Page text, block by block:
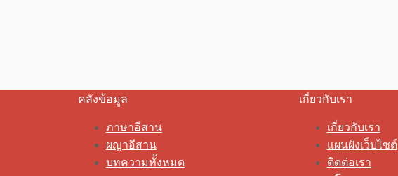
คลังข้อมูล
ภาษาอีสาน
ผญาอีสาน
บทความทั้งหมด
เกี่ยวกับเรา
เกี่ยวกับเรา
แผนผังเว็บไซต์
ติดต่อเรา